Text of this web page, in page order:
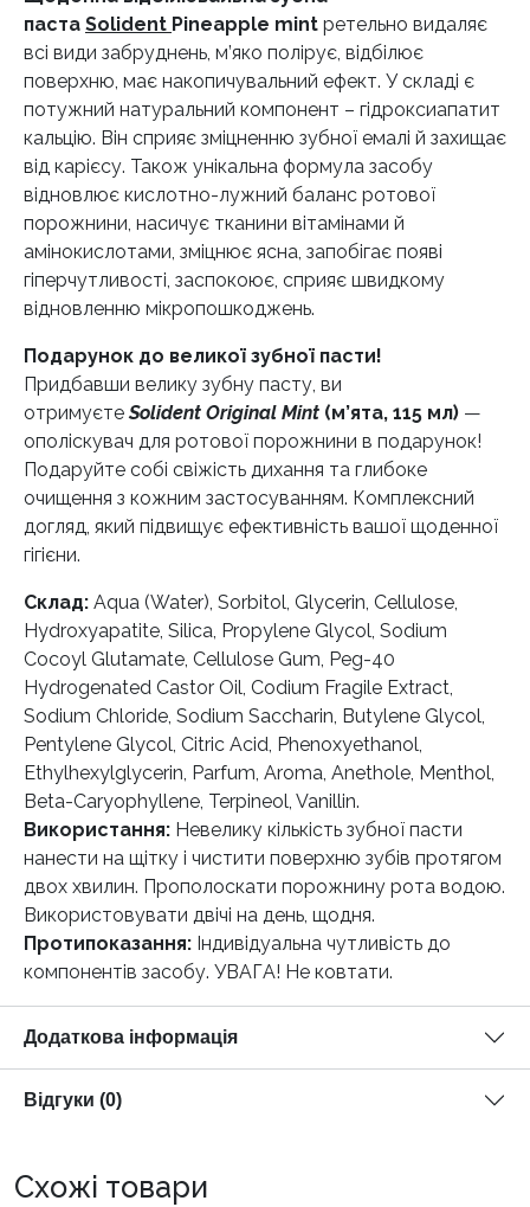
паста Solident Pineapple mint ретельно видаляє
всі види забруднень, м’яко полірує, відбілює
поверхню, має накопичувальний ефект. У складі є
потужний натуральний компонент – гідроксиапатит
кальцію. Він сприяє зміцненню зубної емалі й захищає
від карієсу. Також унікальна формула засобу
відновлює кислотно-лужний баланс ротової
порожнини, насичує тканини вітамінами й
амінокислотами, зміцнює ясна, запобігає появі
гіперчутливості, заспокоює, сприяє швидкому
відновленню мікропошкоджень.
Подарунок до великої зубної пасти!
Придбавши велику зубну пасту, ви
отримуєте Solident Original Mint (м’ята, 115 мл) —
ополіскувач для ротової порожнини в подарунок!
Подаруйте собі свіжість дихання та глибоке
очищення з кожним застосуванням. Комплексний
догляд, який підвищує ефективність вашої щоденної
гігієни.
Склад: Aqua (Water), Sorbitol, Glycerin, Cellulose,
Hydroxyapatite, Silica, Propylene Glycol, Sodium
Cocoyl Glutamate, Cellulose Gum, Peg-40
Hydrogenated Castor Oil, Codium Fragile Extract,
Sodium Chloride, Sodium Saccharin, Butylene Glycol,
Pentylene Glycol, Citric Acid, Phenoxyethanol,
Ethylhexylglycerin, Parfum, Aroma, Anethole, Menthol,
Beta-Caryophyllene, Terpineol, Vanillin.
Використання: Невелику кількість зубної пасти
нанести на щітку і чистити поверхню зубів протягом
двох хвилин. Прополоскати порожнину рота водою.
Використовувати двічі на день, щодня.
Протипоказання: Індивідуальна чутливість до
компонентів засобу. УВАГА! Не ковтати.
Додаткова інформація
Відгуки (0)
Схожі товари